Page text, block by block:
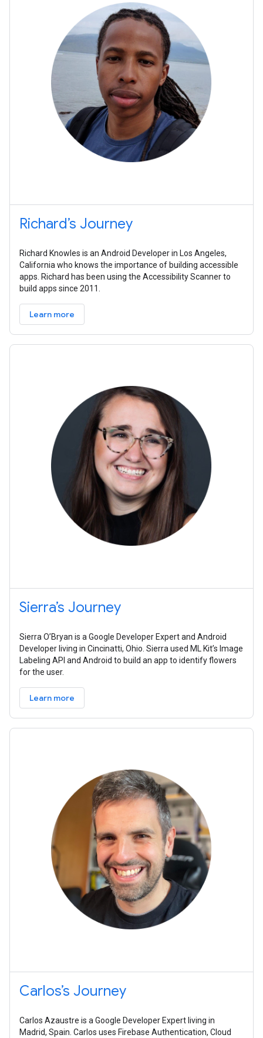
Richard’s Journey
Richard Knowles is an Android Developer in Los Angeles,
California who knows the importance of building accessible
apps. Richard has been using the Accessibility Scanner to
build apps since 2011.
Learn more
Sierra’s Journey
Sierra O’Bryan is a Google Developer Expert and Android
Developer living in Cincinatti, Ohio. Sierra used ML Kit’s Image
Labeling API and Android to build an app to identify flowers
for the user.
Learn more
Carlos’s Journey
Carlos Azaustre is a Google Developer Expert living in
Madrid, Spain. Carlos uses Firebase Authentication, Cloud